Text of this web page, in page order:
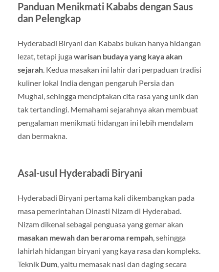
Panduan Menikmati Kababs dengan Saus
dan Pelengkap
Hyderabadi Biryani dan Kababs bukan hanya hidangan
lezat, tetapi juga warisan budaya yang kaya akan
sejarah. Kedua masakan ini lahir dari perpaduan tradisi
kuliner lokal India dengan pengaruh Persia dan
Mughal, sehingga menciptakan cita rasa yang unik dan
tak tertandingi. Memahami sejarahnya akan membuat
pengalaman menikmati hidangan ini lebih mendalam
dan bermakna.
Asal-usul Hyderabadi Biryani
Hyderabadi Biryani pertama kali dikembangkan pada
masa pemerintahan Dinasti Nizam di Hyderabad.
Nizam dikenal sebagai penguasa yang gemar akan
masakan mewah dan beraroma rempah, sehingga
lahirlah hidangan biryani yang kaya rasa dan kompleks.
Teknik Dum, yaitu memasak nasi dan daging secara